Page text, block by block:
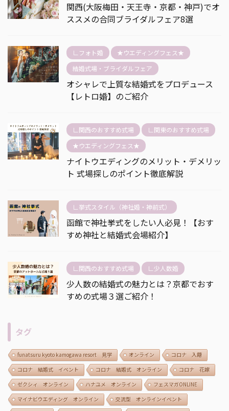
関西(大阪梅田・天王寺・京都・神戸)でオ
ススメの合同ブライダルフェア8選
∟フォト婚
★ウエディングフェス★
結婚式場・ブライダルフェア
オシャレで上質な結婚式をプロデュース
【レトロ婚】のご紹介
∟関西のおすすめ式場
∟関東のおすすめ式場
★ウエディングフェス★
ナイトウエディングのメリット・デメリッ
ト 式場探しのポイント徹底解説
∟挙式スタイル（神社婚・神前式）
函館で神社挙式をしたい人必見！【おす
すめ神社と結婚式会場紹介】
∟関西のおすすめ式場 ∟少人数婚
少人数の結婚式の魅力とは？京都でおす
すめの式場３選ご紹介！
タグ
funatsuru kyoto kamogawa resort 見学 オンライン
コロナ 入籍
コロナ 結婚式 イベント
コロナ 結婚式 オンライン
コロナ 花嫁
ゼクシィ オンライン
ハナユメ オンライン
フェスマガONLINE
マイナビウエディング オンライン
交流型 オンラインイベント